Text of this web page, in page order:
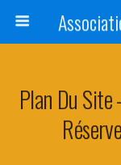
Plan Du